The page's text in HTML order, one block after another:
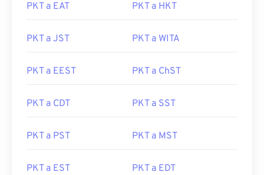
PKT a EAT PKT a HKT
PKT a JST PKT a WITA
PKT a EEST PKT a ChST
PKT a CDT PKT a SST
PKT a PST PKT a MST
PKT a EST PKT a EDT